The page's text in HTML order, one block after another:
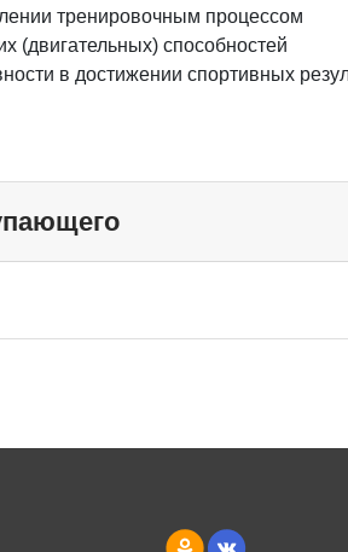
тренировочным процессом
(двигательных) способностей
в достижении спортивных